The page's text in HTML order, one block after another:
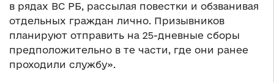
в рядах ВС РБ, рассылая повестки и обзванивая
отдельных граждан лично. Призывников
планируют отправить на 25-дневные сборы
предположительно в те части, где они ранее
проходили службу».